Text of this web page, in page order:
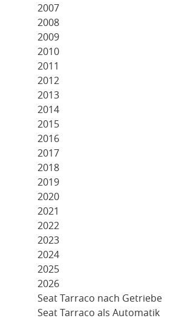
2007
2008
2009
2010
2011
2012
2013
2014
2015
2016
2017
2018
2019
2020
2021
2022
2023
2024
2025
2026
Seat Tarraco nach Getriebe
Seat Tarraco als Automatik